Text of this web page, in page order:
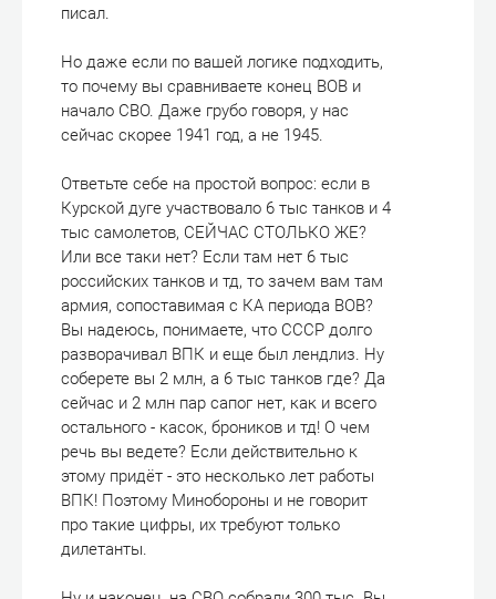
писал.
Но даже если по вашей логике подходить,
то почему вы сравниваете конец ВОВ и
начало СВО. Даже грубо говоря, у нас
сейчас скорее 1941 год, а не 1945.
Ответьте себе на простой вопрос: если в
Курской дуге участвовало 6 тыс танков и 4
тыс самолетов, СЕЙЧАС СТОЛЬКО ЖЕ?
Или все таки нет? Если там нет 6 тыс
российских танков и тд, то зачем вам там
армия, сопоставимая с КА периода ВОВ?
Вы надеюсь, понимаете, что СССР долго
разворачивал ВПК и еще был лендлиз. Ну
соберете вы 2 млн, а 6 тыс танков где? Да
сейчас и 2 млн пар сапог нет, как и всего
остального - касок, броников и тд! О чем
речь вы ведете? Если действительно к
этому придёт - это несколько лет работы
ВПК! Поэтому Минобороны и не говорит
про такие цифры, их требуют только
дилетанты.